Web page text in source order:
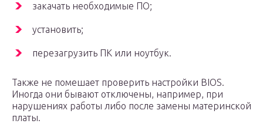
закачать необходимые ПО;
установить;
перезагрузить ПК или ноутбук.
Также не помешает проверить настройки BIOS.
Иногда они бывают отключены, например, при
нарушениях работы либо после замены материнской
платы.